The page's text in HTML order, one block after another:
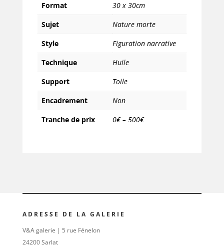
Format
30 x 30cm
Sujet
Nature morte
Style
Figuration narrative
Technique
Huile
Support
Toile
Encadrement
Non
Tranche de prix
0€ – 500€
ADRESSE DE LA GALERIE
V&A galerie | 5 rue Fénelon
24200 Sarlat